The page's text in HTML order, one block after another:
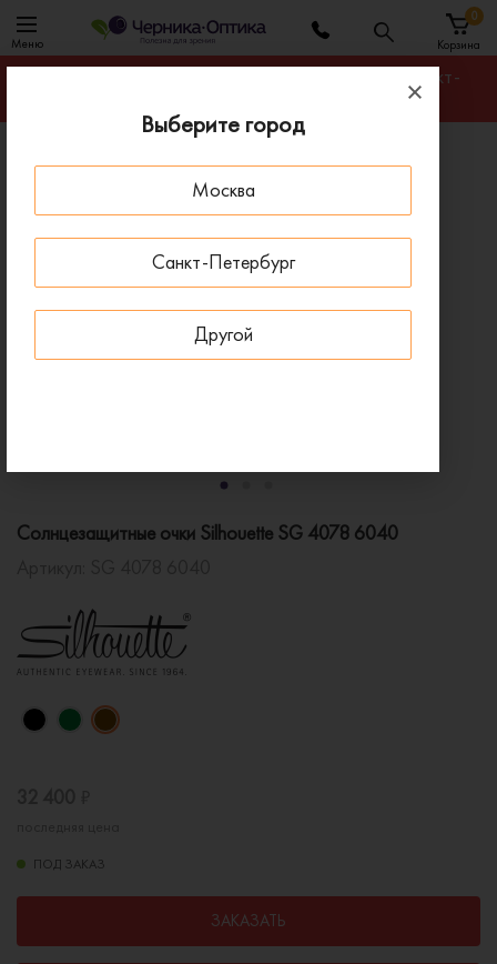
Выберите город
Москва
Санкт-Петербург
Другой
Меню Корзина
0
Гарантируем лучшую цену на любую оправу в Санкт-
Главная
Солнцезащитные очки
Солнцезащитные очки Silhouette SG 4078 6040
Солнцезащитные очки Silhouette SG 4078 6040
ПОД ЗАКАЗ
ЗАКАЗАТЬ
ПОД ЗАКАЗ